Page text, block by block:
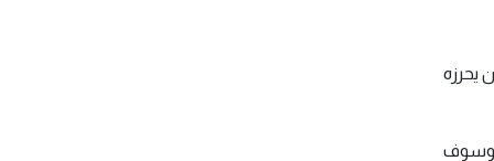
يحرزه
لمدة 5 دقائق فقط، وسوف